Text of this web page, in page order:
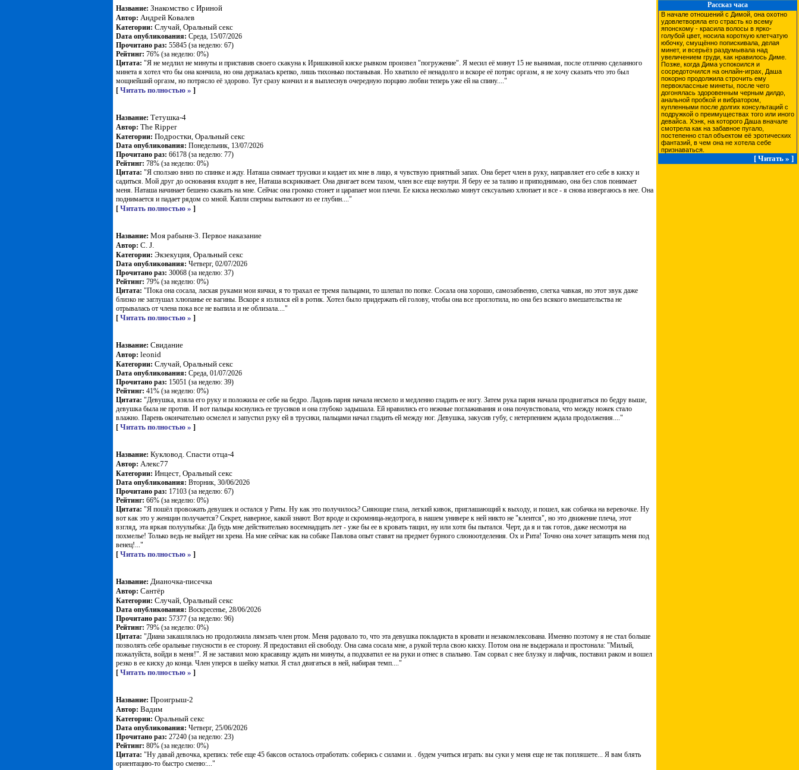
Название: Знакомство с Ириной
Автор: Андрей Ковалев
Категории: Случай, Оральный секс
Dата опубликования: Среда, 15/07/2026
Прочитано раз: 55845 (за неделю: 67)
Рейтинг: 76% (за неделю: 0%)
Цитата: "Я не медлил не минуты и приставив своего скакуна к Иришкиной киске рывком произвел "погружение". Я месил её минут 15 не вынимая, после отлично сделанного
минета я хотел что бы она кончила, но она держалась крепко, лишь тихонько постанывая. Но хватило её ненадолго и вскоре её потряс оргазм, я не хочу сказать что это был
мощнейший оргазм, но потрясло её здорово. Тут сразу кончил и я выплеснув очередную порцию любви теперь уже ей на спину...."
[ Читать полностью » ]
Название: Тетушка-4
Автор: The Ripper
Категории: Подростки, Оральный секс
Dата опубликования: Понедельник, 13/07/2026
Прочитано раз: 66178 (за неделю: 77)
Рейтинг: 78% (за неделю: 0%)
Цитата: "Я сползаю вниз по спинке и жду. Наташа снимает трусики и кидает их мне в лицо, я чувствую приятный запах. Она берет член в руку, направляет его себе в киску и
садиться. Мой друг до основания входит в нее, Наташа вскрикивает. Она двигает всем тазом, член все еще внутри. Я беру ее за талию и приподнимаю, она без слов понимает
меня. Наташа начинает бешено скакать на мне. Сейчас она громко стонет и царапает мои плечи. Ее киска несколько минут сексуально хлюпает и все - я снова извергаюсь в нее. Она
поднимается и падает рядом со мной. Капли спермы вытекают из ее глубин...."
[ Читать полностью » ]
Название: Моя рабыня-3. Первое наказание
Автор: C. J.
Категории: Экзекуция, Оральный секс
Dата опубликования: Четверг, 02/07/2026
Прочитано раз: 30068 (за неделю: 37)
Рейтинг: 79% (за неделю: 0%)
Цитата: "Пока она сосала, лаская руками мои яички, я то трахал ее тремя пальцами, то шлепал по попке. Сосала она хорошо, самозабвенно, слегка чавкая, но этот звук даже
близко не заглушал хлюпанье ее вагины. Вскоре я излился ей в ротик. Хотел было придержать ей голову, чтобы она все проглотила, но она без всякого вмешательства не
отрывалась от члена пока все не выпила и не облизала...."
[ Читать полностью » ]
Название: Свидание
Автор: leonid
Категории: Случай, Оральный секс
Dата опубликования: Среда, 01/07/2026
Прочитано раз: 15051 (за неделю: 39)
Рейтинг: 41% (за неделю: 0%)
Цитата: "Девушка, взяла его руку и положила ее себе на бедро. Ладонь парня начала несмело и медленно гладить ее ногу. Затем рука парня начала продвигаться по бедру выше,
девушка была не против. И вот пальцы коснулись ее трусиков и она глубоко задышала. Ей нравились его нежные поглаживания и она почувствовала, что между ножек стало
влажно. Парень окончательно осмелел и запустил руку ей в трусики, пальцами начал гладить ей между ног. Девушка, закусив губу, с нетерпением ждала продолжения...."
[ Читать полностью » ]
Название: Кукловод. Спасти отца-4
Автор: Алекс77
Категории: Инцест, Оральный секс
Dата опубликования: Вторник, 30/06/2026
Прочитано раз: 17103 (за неделю: 67)
Рейтинг: 66% (за неделю: 0%)
Цитата: "Я пошёл провожать девушек и остался у Риты. Ну как это получилось? Сияющие глаза, легкий кивок, приглашающий к выходу, и пошел, как собачка на веревочке. Ну
вот как это у женщин получается? Секрет, наверное, какой знают. Вот вроде и скромница-недотрога, в нашем универе к ней никто не "клеится", но это движение плеча, этот
взгляд, эта яркая полуулыбка: Да будь мне действительно восемнадцать лет - уже бы ее в кровать тащил, ну или хотя бы пытался. Черт, да я и так готов, даже несмотря на
похмелье! Только ведь не выйдет ни хрена. На мне сейчас как на собаке Павлова опыт ставят на предмет бурного слюноотделения. Ох и Рита! Точно она хочет затащить меня под
венец!..."
[ Читать полностью » ]
Название: Дианочка-писечка
Автор: Сантёр
Категории: Случай, Оральный секс
Dата опубликования: Воскресенье, 28/06/2026
Прочитано раз: 57377 (за неделю: 96)
Рейтинг: 79% (за неделю: 0%)
Цитата: "Диана закашлялась но продолжила лямзать член ртом. Меня радовало то, что эта девушка покладиста в кровати и незакомлексована. Именно поэтому я не стал больше
позволять себе оральные гнусности в ее сторону. Я предоставил ей свободу. Она сама сосала мне, а рукой терла свою киску. Потом она не выдержала и простонала: "Милый,
пожалуйста, войди в меня!". Я не заставил мою красавицу ждать ни минуты, а подхватил ее на руки и отнес в спальню. Там сорвал с нее блузку и лифчик, поставил раком и вошел
резко в ее киску до конца. Член уперся в шейку матки. Я стал двигаться в ней, набирая темп...."
[ Читать полностью » ]
Название: Проигрыш-2
Автор: Вадим
Категории: Оральный секс
Dата опубликования: Четверг, 25/06/2026
Прочитано раз: 27240 (за неделю: 23)
Рейтинг: 80% (за неделю: 0%)
Цитата: "Ну давай девочка, крепись: тебе еще 45 баксов осталось отработать: соберись с силами и. . будем учиться играть: вы суки у меня еще не так попляшете... Я вам блять
ориентацию-то быстро сменю:..."
Рассказ часа
В начале отношений с Димой, она охотно
удовлетворяла его страсть ко всему
японскому - красила волосы в ярко-
голубой цвет, носила короткую клетчатую
юбочку, смущённо попискивала, делая
минет, и всерьёз раздумывала над
увеличением груди, как нравилось Диме.
Позже, когда Дима успокоился и
сосредоточился на онлайн-играх, Даша
покорно продолжила строчить ему
первоклассные минеты, после чего
догонялась здоровенным черным дилдо,
анальной пробкой и вибратором,
купленными после долгих консультаций с
подружкой о преимуществах того или иного
девайса. Хэнк, на которого Даша вначале
смотрела как на забавное пугало,
постепенно стал объектом её эротических
фантазий, в чем она не хотела себе
признаваться.
[ Читать » ]